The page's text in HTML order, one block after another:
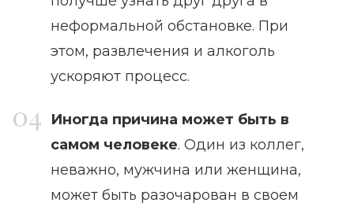
неформальной обстановке. При
этом, развлечения и алкоголь
ускоряют процесс.
Иногда причина может быть в
самом человеке. Один из коллег,
неважно, мужчина или женщина,
может быть разочарован в своем